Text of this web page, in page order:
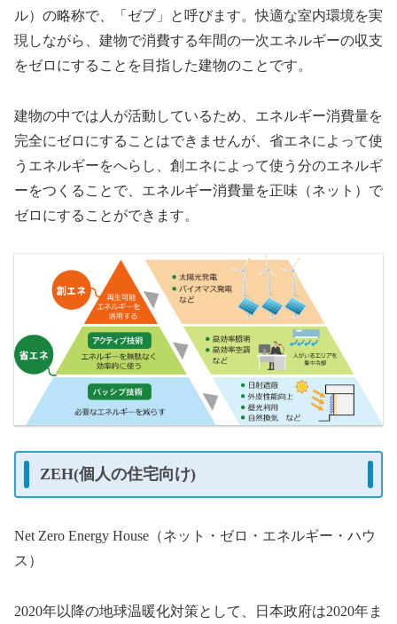
ル）の略称で、「ゼブ」と呼びます。快適な室内環境を実
現しながら、建物で消費する年間の一次エネルギーの収支
をゼロにすることを目指した建物のことです。
建物の中では人が活動しているため、エネルギー消費量を
完全にゼロにすることはできませんが、省エネによって使
うエネルギーをへらし、創エネによって使う分のエネルギ
ーをつくることで、エネルギー消費量を正味（ネット）で
ゼロにすることができます。
ZEH(個人の住宅向け)
Net Zero Energy House（ネット・ゼロ・エネルギー・ハウ
ス）
2020年以降の地球温暖化対策として、日本政府は2020年ま